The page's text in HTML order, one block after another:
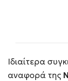
Ιδιαίτερα
αναφορά της